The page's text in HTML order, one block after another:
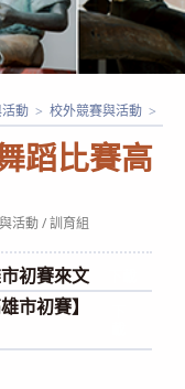
蹈比賽高
動 > 校外競賽與活動 >
活動/訓育組
初賽來文
市初賽】